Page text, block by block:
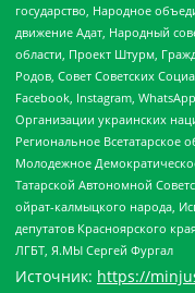
государство, Народное
движение Адат, Народный
области, Проект Штурм,
Родов, Совет Советских
Facebook, Instagram,
Организации украинских
Региональное Всетатарское
Молодежное
Татарской Автономной
ойрат-калмыцкого народа,
депутатов Красноярского
ЛГБТ, Я.МЫ Сергей Фургал
Источник: https://